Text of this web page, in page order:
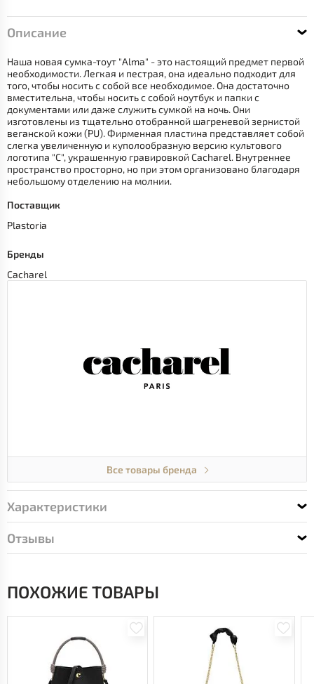
Описание
Наша новая сумка-тоут "Alma" - это настоящий предмет первой
необходимости. Легкая и пестрая, она идеально подходит для
того, чтобы носить с собой все необходимое. Она достаточно
вместительна, чтобы носить с собой ноутбук и папки с
документами или даже служить сумкой на ночь. Они
изготовлены из тщательно отобранной шагреневой зернистой
веганской кожи (PU). Фирменная пластина представляет собой
слегка увеличенную и куполообразную версию культового
логотипа "C", украшенную гравировкой Cacharel. Внутреннее
пространство просторно, но при этом организовано благодаря
небольшому отделению на молнии.
Поставщик
Plastoria
Бренды
Cacharel
Все товары бренда
Характеристики
Отзывы
ПОХОЖИЕ ТОВАРЫ